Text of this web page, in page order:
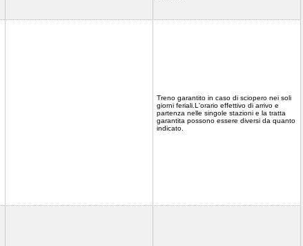
Treno garantito in caso di sciopero nei soli
giorni feriali.L'orario effettivo di arrivo e
partenza nelle singole stazioni e la tratta
garantita possono essere diversi da quanto
indicato.